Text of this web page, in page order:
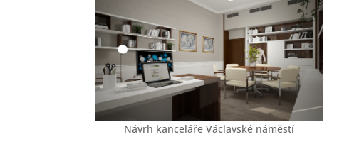
Návrh kanceláře Václavské náměstí